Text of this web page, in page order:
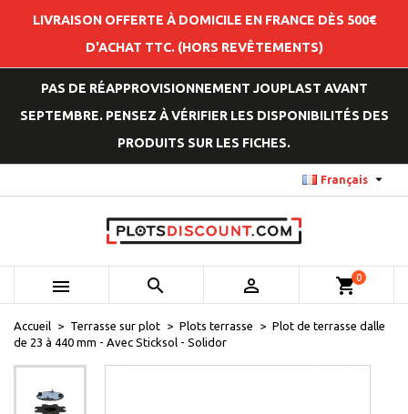
LIVRAISON OFFERTE À DOMICILE EN FRANCE DÈS 500€
D'ACHAT TTC. (HORS REVÊTEMENTS)
PAS DE RÉAPPROVISIONNEMENT JOUPLAST AVANT
SEPTEMBRE. PENSEZ À VÉRIFIER LES DISPONIBILITÉS DES
PRODUITS SUR LES FICHES.
Français 
   shopping_cart0
Accueil Terrasse sur plot Plots terrasse
Plot de terrasse dalle
de 23 à 440 mm - Avec Sticksol - Solidor